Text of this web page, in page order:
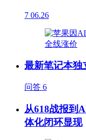
7 06.26
最新笔记本独
问答 6
从618战报到
体化闭环显现